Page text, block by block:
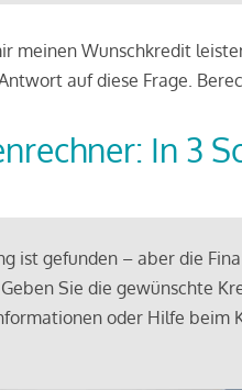
meinen Wunschkredit
auf diese Frage.
In 3
ist gefunden – aber die
Sie die gewünschte
oder Hilfe beim